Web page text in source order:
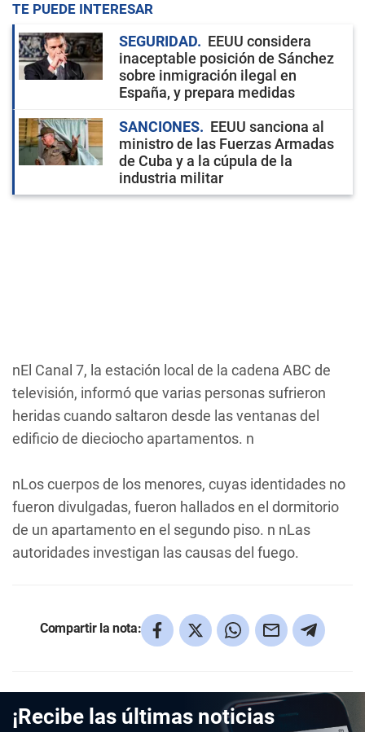
TE PUEDE INTERESAR
SEGURIDAD
EEUU considera
inaceptable posición de Sánchez
sobre inmigración ilegal en
España, y prepara medidas
SANCIONES
EEUU sanciona al
ministro de las Fuerzas Armadas
de Cuba y a la cúpula de la
industria militar
nEl Canal 7, la estación local de la cadena ABC de
televisión, informó que varias personas sufrieron
heridas cuando saltaron desde las ventanas del
edificio de dieciocho apartamentos. n
nLos cuerpos de los menores, cuyas identidades no
fueron divulgadas, fueron hallados en el dormitorio
de un apartamento en el segundo piso. n nLas
autoridades investigan las causas del fuego.
Compartir la nota:
¡Recibe las últimas noticias